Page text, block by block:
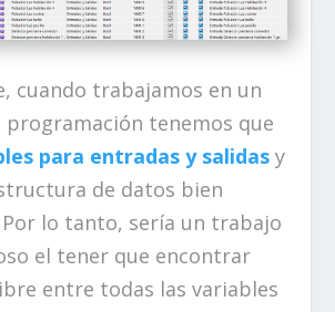
cuando trabajamos en un
programación tenemos que
para entradas y salidasy
de datos bien
lo tanto, sería un trabajo
el tener que encontrar
entre todas las variables